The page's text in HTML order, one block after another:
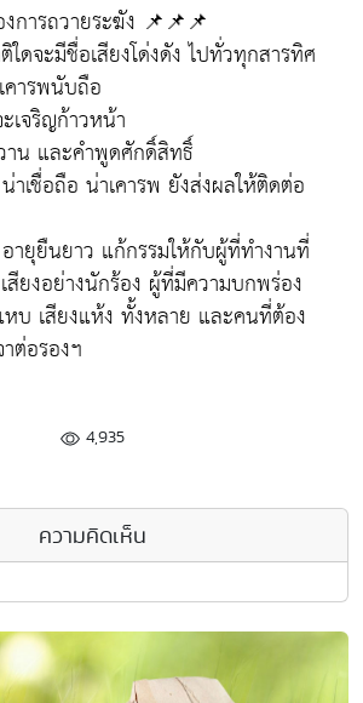
การถวายระฆัง 📌📌📌
ดจะมีชื่อเสียงโด่งดัง ไปทั่วทุกสารทิศ
ารพนับถือ
เจริญก้าวหน้า
าน และคำพูดศักดิ์สิทธิ์
าเชื่อถือ น่าเคารพ ยังส่งผลให้ติดต่อ
ายุยืนยาว แก้กรรมให้กับผู้ที่ทำงานที่
สียงอย่างนักร้อง ผู้ที่มีความบกพร่อง
หบ เสียงแห้ง ทั้งหลาย และคนที่ต้อง
ต่อรองฯ
4,935
ความคิดเห็น